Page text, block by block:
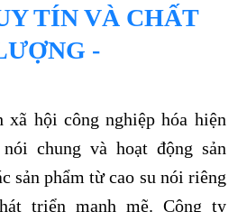
TÍN VÀ CHẤT
-
hội công nghiệp hóa hiện
chung và hoạt động sản
sản phẩm từ cao su nói riêng
triển mạnh mẽ. Công ty